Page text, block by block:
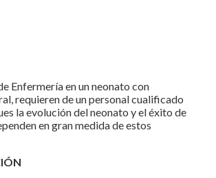
Enfermería en un neonato con
requieren de un personal cualificado
la evolución del neonato y el éxito de
en gran medida de estos